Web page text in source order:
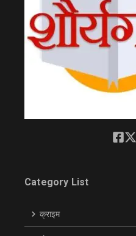
Category List
क्राइम